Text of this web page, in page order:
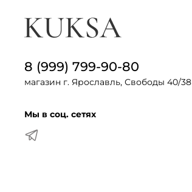
8 (999) 799-90-80
магазин г. Ярославль, Свободы 40/38
Мы в соц. сетях